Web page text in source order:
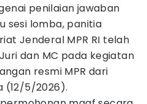
penilaian jawaban
sesi lomba, panitia
Jenderal MPR RI telah
dan MC pada kegiatan
resmi MPR dari
(12/5/2026).